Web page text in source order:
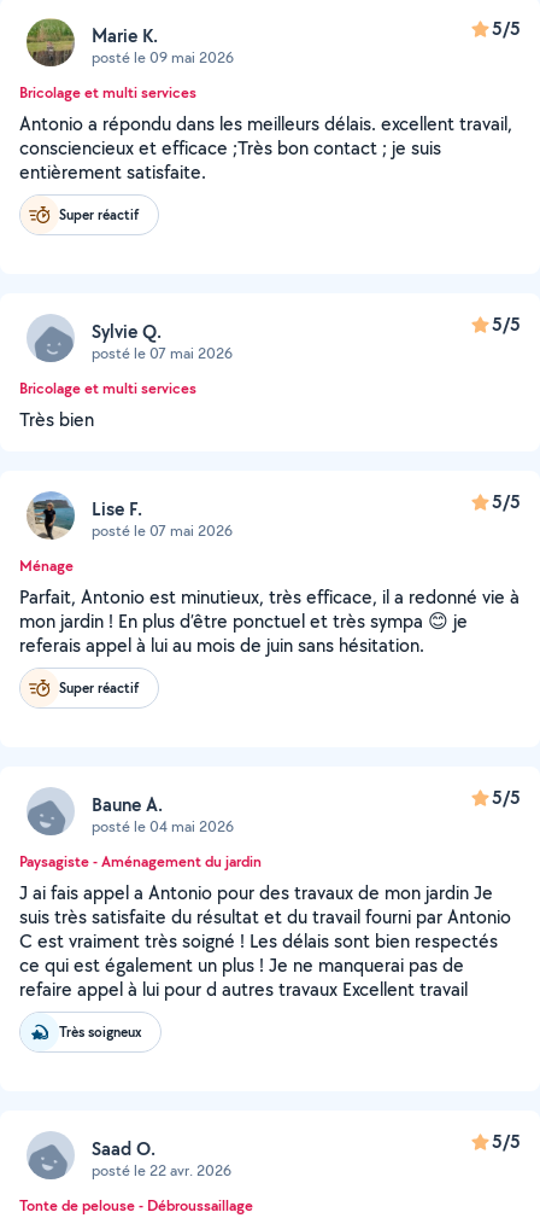
Marie K.
posté le 09 mai 2026
5/5
Bricolage et multi services
Antonio a répondu dans les meilleurs délais. excellent travail,
consciencieux et efficace ;Très bon contact ; je suis
entièrement satisfaite.
Super réactif
Sylvie Q.
posté le 07 mai 2026
5/5
Bricolage et multi services
Très bien
Lise F.
posté le 07 mai 2026
5/5
Ménage
Parfait, Antonio est minutieux, très efficace, il a redonné vie à
mon jardin ! En plus d’être ponctuel et très sympa 😊 je
referais appel à lui au mois de juin sans hésitation.
Super réactif
Baune A.
posté le 04 mai 2026
5/5
Paysagiste - Aménagement du jardin
J ai fais appel a Antonio pour des travaux de mon jardin Je
suis très satisfaite du résultat et du travail fourni par Antonio
C est vraiment très soigné ! Les délais sont bien respectés
ce qui est également un plus ! Je ne manquerai pas de
refaire appel à lui pour d autres travaux Excellent travail
Très soigneux
Saad O.
posté le 22 avr. 2026
5/5
Tonte de pelouse - Débroussaillage